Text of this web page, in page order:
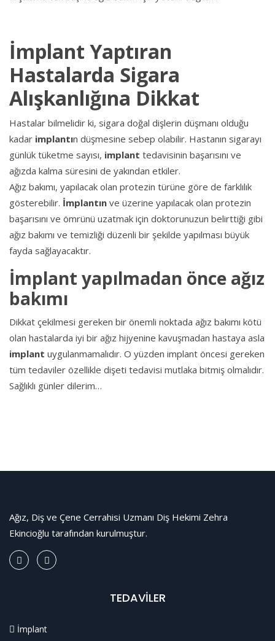
İmplant Yaptıran
Hastalarda Sigara
Alışkanlığına Dikkat
Hastalar bilmelidir ki, sigara doğal dişlerin düşmanı olduğu
kadar implantın düşmesine sebep olabilir. Hastanın sigarayı
günlük tüketme sayısı, implant tedavisinin başarısını ve
ağızda kalma süresini de yakından etkiler.
Ağız bakımı, yapılacak olan protezin türüne göre de farklılık
gösterebilir. İmplantın ve üzerine yapılacak olan protezin
başarısını ve ömrünü uzatmak için doktorunuzun belirttiği gibi
ağız bakımı ve temizliği düzenli bir şekilde yapılması büyük
fayda sağlayacaktır.
İmplant yapılmadan önce ağız
bakımı
Dikkat çekilmesi gereken bir önemli noktada ağız bakımı kötü
olan hastalarda iyi bir ağız hijyenine kavuşmadan hastaya asla
implant uygulanmamalıdır. O yüzden implant öncesi gereken
tüm tedaviler özellikle dişeti tedavisi mutlaka bitmiş olmalıdır.
Sağlıklı günler dilerim…
Ağız, Diş ve Çene Cerrahisi Uzmanı Diş Hekimi Zehra
Ekincioğlu tarafından kurulmuştur.
TEDAVİLER
İmplant